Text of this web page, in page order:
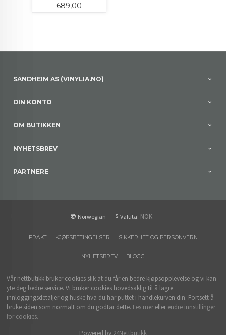
Pris
689,00
SANDHEIM AS (VINYLIA.NO)
DIN KONTO
OM BUTIKKEN
NYHETSBREV
PARTNERE
Norwegian Valuta: NOK
FRAKT KJØPSBETINGELSER SIKKERHET OG PERSONVERN
NYHETSBREV BLOGG
Vår nettbutikk bruker cookies slik at du får en bedre kjøpsopplevelse og vi kan
yte deg bedre service. Vi bruker cookies hovedsaklig til å lagre
innloggingsdetaljer og huske hva du har puttet i handlekurven din. Fortsett å
bruke siden som normalt om du godtar dette. Les mer eller endre innstillinger
for cookies.